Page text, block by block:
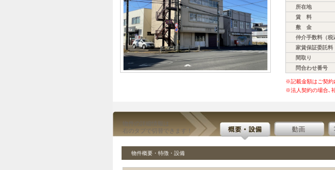
所在地
賃 料
敷 金
仲介手数料（税
家賃保証委託料
間取り
問合わせ番号
※記載金額はご契約
※法人契約の場合､
物件の詳細情報は
右のタブで切替できます！
物件概要・特徴・設備